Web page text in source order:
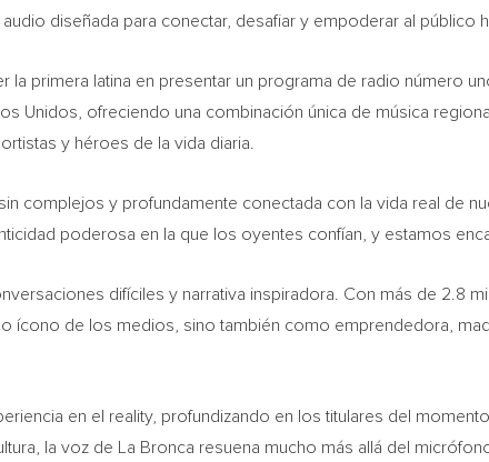
diseñada para conectar, desafiar y empoderar al público
la primera latina en presentar un programa de radio número
Unidos, ofreciendo una combinación única de música
y héroes de la vida diaria.
complejos y profundamente conectada con la vida real de
poderosa en la que los oyentes confían, y estamos
difíciles y narrativa inspiradora. Con más de 2.8
ícono de los medios, sino también como emprendedora,
en el reality, profundizando en los titulares del
la voz de La Bronca resuena mucho más allá del